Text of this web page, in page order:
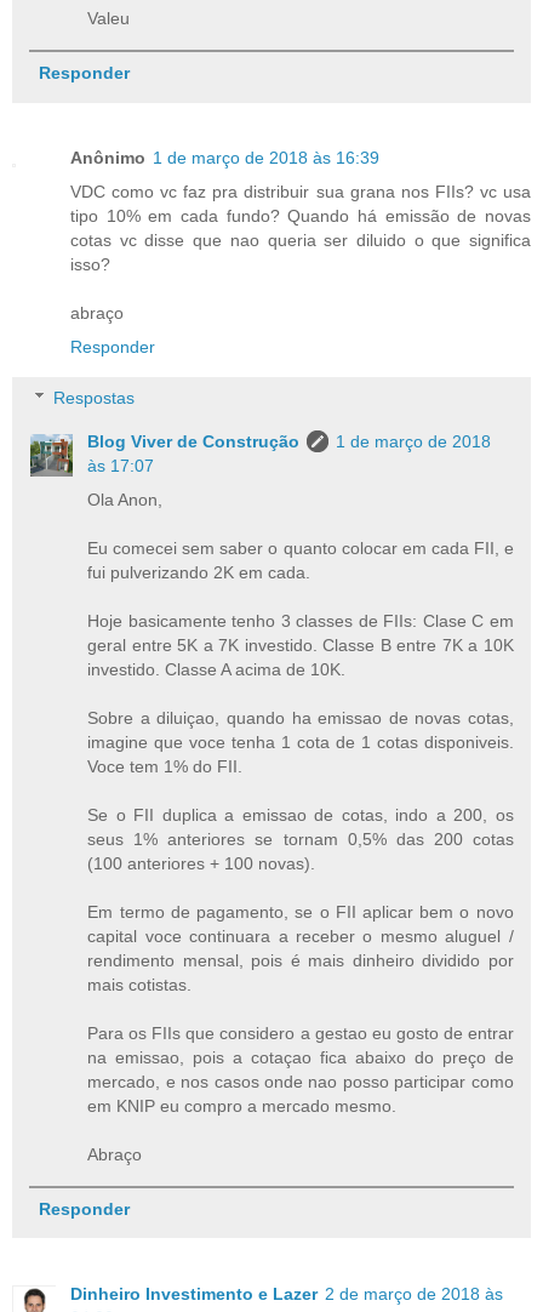
Valeu
Responder
Anônimo 1 de março de 2018 às 16:39
VDC como vc faz pra distribuir sua grana nos FIIs? vc usa
tipo 10% em cada fundo? Quando há emissão de novas
cotas vc disse que nao queria ser diluido o que significa
isso?
abraço
Responder
Respostas
Blog Viver de Construção
1 de março de 2018
às 17:07
Ola Anon,
Eu comecei sem saber o quanto colocar em cada FII, e
fui pulverizando 2K em cada.
Hoje basicamente tenho 3 classes de FIIs: Clase C em
geral entre 5K a 7K investido. Classe B entre 7K a 10K
investido. Classe A acima de 10K.
Sobre a diluiçao, quando ha emissao de novas cotas,
imagine que voce tenha 1 cota de 1 cotas disponiveis.
Voce tem 1% do FII.
Se o FII duplica a emissao de cotas, indo a 200, os
seus 1% anteriores se tornam 0,5% das 200 cotas
(100 anteriores + 100 novas).
Em termo de pagamento, se o FII aplicar bem o novo
capital voce continuara a receber o mesmo aluguel /
rendimento mensal, pois é mais dinheiro dividido por
mais cotistas.
Para os FIIs que considero a gestao eu gosto de entrar
na emissao, pois a cotaçao fica abaixo do preço de
mercado, e nos casos onde nao posso participar como
em KNIP eu compro a mercado mesmo.
Abraço
Responder
Dinheiro Investimento e Lazer 2 de março de 2018 às